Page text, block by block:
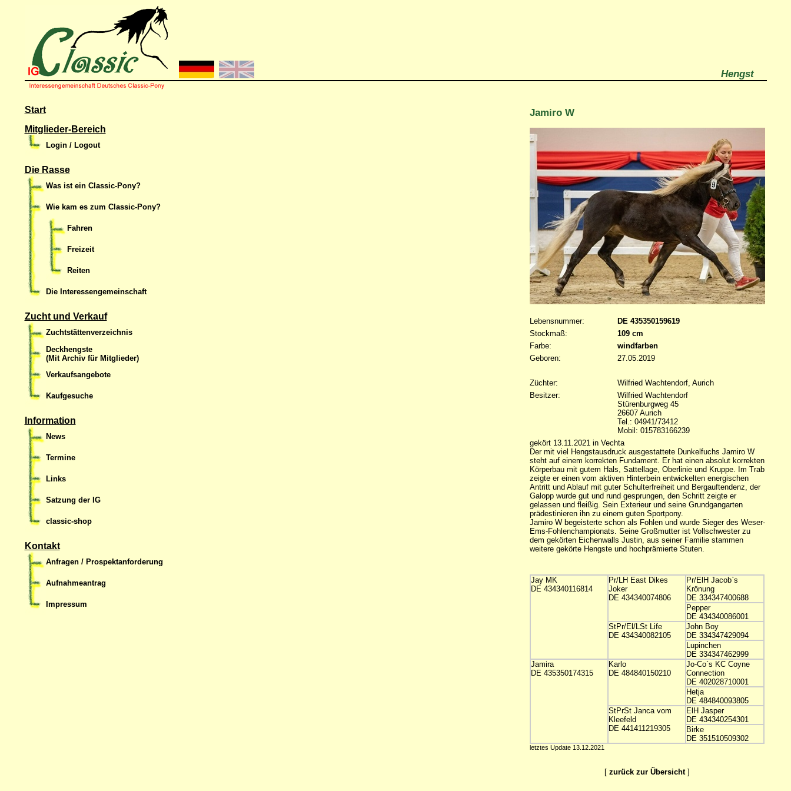
Hengst
Start
Mitglieder-Bereich
Login / Logout
Die Rasse
Was ist ein Classic-Pony?
Wie kam es zum Classic-Pony?
Fahren
Freizeit
Reiten
Die Interessengemeinschaft
Zucht und Verkauf
Zuchtstättenverzeichnis
Deckhengste
(Mit Archiv für Mitglieder)
Verkaufsangebote
Kaufgesuche
Information
News
Termine
Links
Satzung der IG
classic-shop
Kontakt
Anfragen / Prospektanforderung
Aufnahmeantrag
Impressum
Jamiro W
Lebensnummer:
DE 435350159619
Stockmaß:
109 cm
Farbe:
windfarben
Geboren:
27.05.2019
Züchter:
Wilfried Wachtendorf, Aurich
Besitzer:
Wilfried Wachtendorf
Stürenburgweg 45
26607 Aurich
Tel.: 04941/73412
Mobil: 015783166239
gekört 13.11.2021 in Vechta
Der mit viel Hengstausdruck ausgestattete Dunkelfuchs Jamiro W
steht auf einem korrekten Fundament. Er hat einen absolut korrekten
Körperbau mit gutem Hals, Sattellage, Oberlinie und Kruppe. Im Trab
zeigte er einen vom aktiven Hinterbein entwickelten energischen
Antritt und Ablauf mit guter Schulterfreiheit und Bergauftendenz, der
Galopp wurde gut und rund gesprungen, den Schritt zeigte er
gelassen und fleißig. Sein Exterieur und seine Grundgangarten
prädestinieren ihn zu einem guten Sportpony.
Jamiro W begeisterte schon als Fohlen und wurde Sieger des Weser-
Ems-Fohlenchampionats. Seine Großmutter ist Vollschwester zu
dem gekörten Eichenwalls Justin, aus seiner Familie stammen
weitere gekörte Hengste und hochprämierte Stuten.
Jay MK
DE 434340116814
Pr/LH East Dikes
Joker
DE 434340074806
Pr/ElH Jacob`s
Krönung
DE 334347400688
Pepper
DE 434340086001
StPr/El/LSt Life
DE 434340082105
John Boy
DE 334347429094
Lupinchen
DE 334347462999
Jamira
DE 435350174315
Karlo
DE 484840150210
Jo-Co`s KC Coyne
Connection
DE 402028710001
Hetja
DE 484840093805
StPrSt Janca vom
Kleefeld
DE 441411219305
ElH Jasper
DE 434340254301
Birke
DE 351510509302
letztes Update 13.12.2021
[ zurück zur Übersicht]